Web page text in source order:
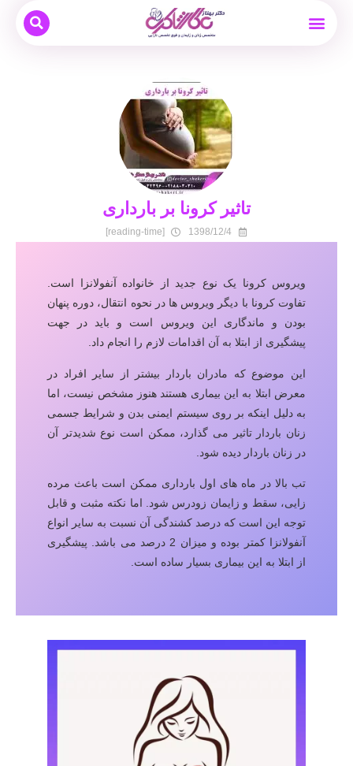
تاثیر کرونا بر بارداری
1398/12/4
[reading-time]
ویروس کرونا یک نوع جدید از خانواده آنفولانزا است.
تفاوت کرونا با دیگر ویروس ها در نحوه انتقال، دوره پنهان
بودن و ماندگاری این ویروس است و باید در جهت
پیشگیری از ابتلا به آن اقدامات لازم را انجام داد.
این موضوع که مادران باردار بیشتر از سایر افراد در
معرض ابتلا به این بیماری هستند هنوز مشخص نیست، اما
به دلیل اینکه بر روی سیستم ایمنی بدن و شرایط جسمی
زنان باردار تاثیر می گذارد، ممکن است نوع شدیدتر آن
در زنان باردار دیده شود.
تب بالا در ماه های اول بارداری ممکن است باعث مرده
زایی، سقط و زایمان زودرس شود. اما نکته مثبت و قابل
توجه این است که درصد کشندگی آن نسبت به سایر انواع
آنفولانزا کمتر بوده و میزان 2 درصد می باشد. پیشگیری
از ابتلا به این بیماری بسیار ساده است.